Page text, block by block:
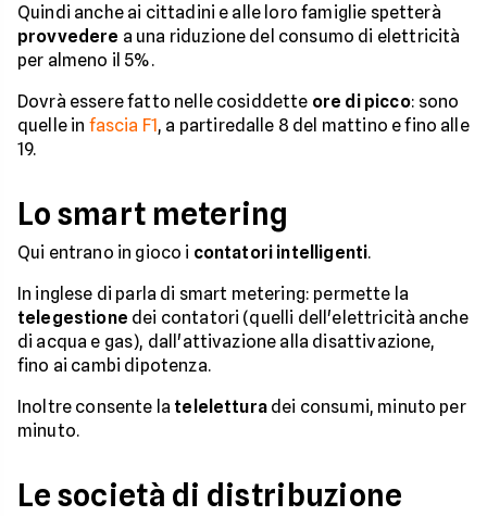
Quindi anche ai cittadini e alle loro famiglie spetterà
provvedere a una riduzione del consumo di elettricità
per almeno il 5%.
Dovrà essere fatto nelle cosiddette ore di picco: sono
quelle in fascia F1 , a partiredalle 8 del mattino e fino alle
19.
Lo smart metering
Qui entrano in gioco i contatori intelligenti.
In inglese di parla di smart metering: permette la
telegestione dei contatori (quelli dell'elettricità anche
di acqua e gas), dall'attivazione alla disattivazione,
fino ai cambi dipotenza.
Inoltre consente la teleletturadei consumi, minuto per
minuto.
Le società di distribuzione